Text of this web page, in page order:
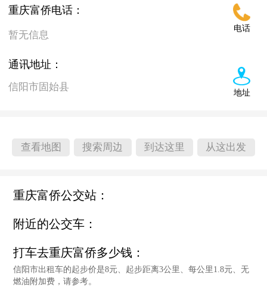
电话
重庆富侨电话：
暂无信息
地址
通讯地址：
信阳市固始县
查看地图 搜索周边 到达这里 从这出发
重庆富侨公交站：
附近的公交车：
打车去重庆富侨多少钱：
信阳市出租车的起步价是8元、起步距离3公里、每公里1.8元、无
燃油附加费，请参考。